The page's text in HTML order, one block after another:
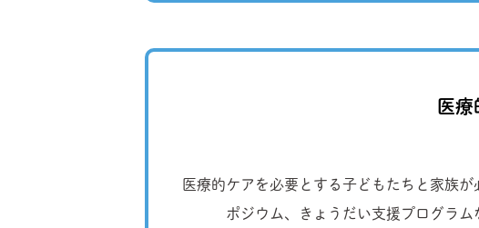
医療
医療的ケアを必要とする子どもたちと家族
ポジウム、きょうだい支援プログラ